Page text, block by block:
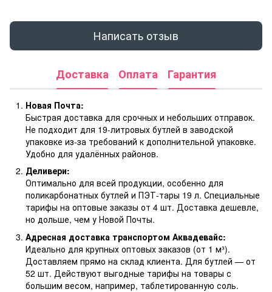
Написать отзыв
Доставка Оплата Гарантия
Новая Почта:
Быстрая доставка для срочных и небольших отправок.
Не подходит для 19-литровых бутлей в заводской
упаковке из-за требований к дополнительной упаковке.
Удобно для удалённых районов.
Деливери:
Оптимально для всей продукции, особенно для
поликарбонатных бутлей и ПЭТ-тары 19 л. Специальные
тарифы на оптовые заказы от 4 шт. Доставка дешевле,
но дольше, чем у Новой Почты.
Адресная доставка транспортом Аквадевайс:
Идеально для крупных оптовых заказов (от 1 м³).
Доставляем прямо на склад клиента. Для бутлей — от
52 шт. Действуют выгодные тарифы на товары с
большим весом, например, таблетированную соль.